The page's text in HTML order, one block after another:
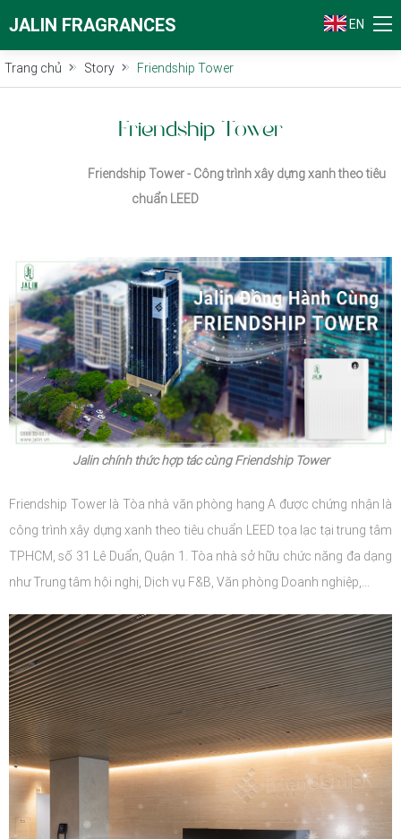
JALIN FRAGRANCES EN
Trang chủ Story Friendship Tower
Friendship Tower
Friendship Tower - Công trình xây dựng xanh theo tiêu
chuẩn LEED
Jalin chính thức hợp tác cùng Friendship Tower
Friendship Tower là Tòa nhà văn phòng hạng A được chứng nhận là
công trình xây dựng xanh theo tiêu chuẩn LEED tọa lạc tại trung tâm
TPHCM, số 31 Lê Duẩn, Quận 1. Tòa nhà sở hữu chức năng đa dạng
như Trung tâm hội nghị, Dịch vụ F&B, Văn phòng Doanh nghiệp,...